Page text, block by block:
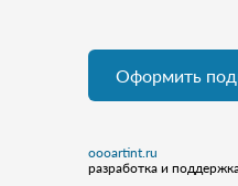
Оформить
oooartint.ru
разработка и